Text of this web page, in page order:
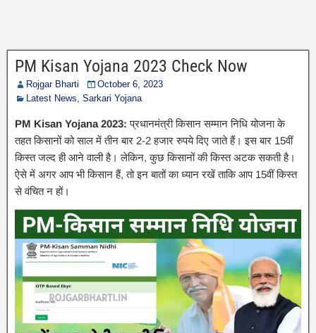
PM Kisan Yojana 2023 Check Now
Rojgar Bharti
October 6, 2023
Latest News, Sarkari Yojana
PM Kisan Yojana 2023: प्रधानमंत्री किसान सम्मान निधि योजना के
तहत किसानों को साल में तीन बार 2-2 हजार रुपये दिए जाते हैं। इस बार 15वीं
किस्त जल्द ही आने वाली है। लेकिन, कुछ किसानों की किस्त अटक सकती है।
ऐसे में अगर आप भी किसान हैं, तो इन बातों का ध्यान रखें ताकि आप 15वीं किस्त
से वंचित न हों।